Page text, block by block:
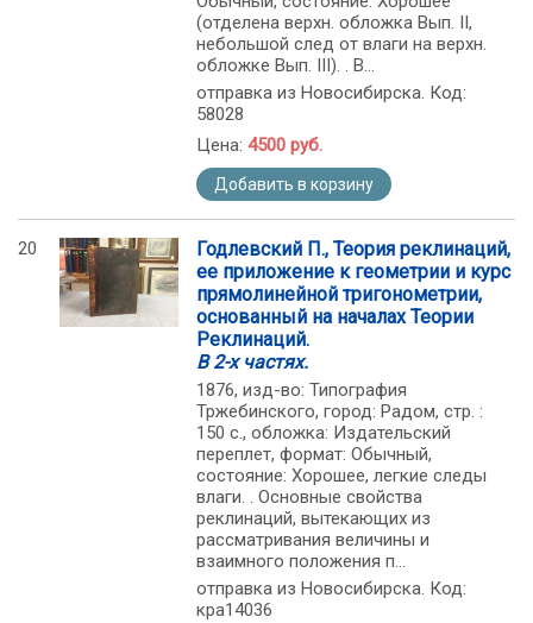
(отделена верхн. обложка Вып. II,
небольшой след от влаги на верхн.
обложке Вып. III). . В...
отправка из Новосибирска. Код:
58028
Цена: 4500 руб.
Добавить в корзину
20
Годлевский П., Теория реклинаций,
ее приложение к геометрии и курс
прямолинейной тригонометрии,
основанный на началах Теории
Реклинаций.
В 2-х частях.
1876, изд-во: Типография
Тржебинского, город: Радом, стр. :
150 с., обложка: Издательский
переплет, формат: Обычный,
состояние: Хорошее, легкие следы
влаги. . Основные свойства
реклинаций, вытекающих из
рассматривания величины и
взаимного положения п...
отправка из Новосибирска. Код:
кра14036